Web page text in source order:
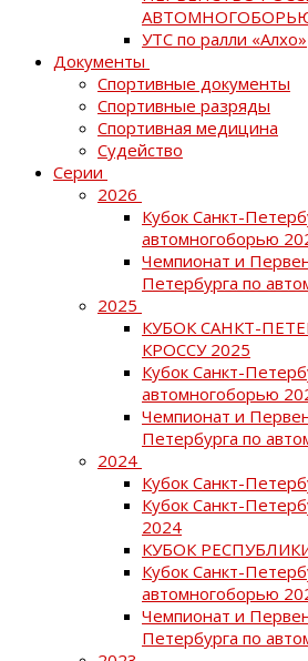
УТС по ралли «Алхо»
Документы
Спортивные документы
Спортивные разряды
Спортивная медицина
Судейство
Серии
2026
Кубок Санкт-
автомногоборью
Чемпионат и
Петербурга по
2025
КУБОК САНКТ-
КРОССУ 2025
Кубок Санкт-
автомногоборью
Чемпионат и
Петербурга по
2024
Кубок Санкт-
Кубок Санкт-
2024
КУБОК
Кубок Санкт-
автомногоборью
Чемпионат и
Петербурга по